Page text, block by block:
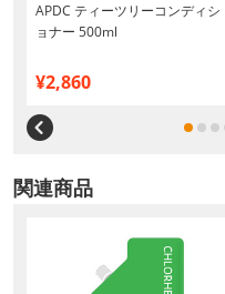
APDC ティーツリーコンディシ
ョナー 500ml
¥2,860
関連商品